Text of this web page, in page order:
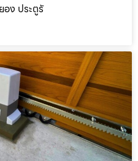
อง ประตูรั